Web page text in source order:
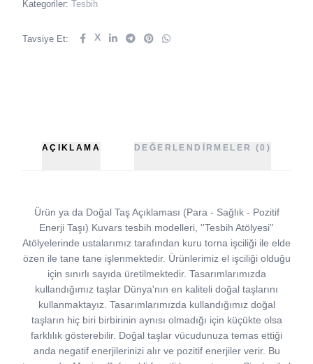
Kategoriler: Tesbih
Tavsiye Et: X
AÇIKLAMA DEĞERLENDIRMELER (0)
Ürün ya da Doğal Taş Açıklaması (Para - Sağlık - Pozitif
Enerji Taşı) Kuvars tesbih modelleri, ''Tesbih Atölyesi''
Atölyelerinde ustalarımız tarafından kuru torna işciliği ile elde
özen ile tane tane işlenmektedir. Ürünlerimiz el işciliği olduğu
için sınırlı sayıda üretilmektedir. Tasarımlarımızda
kullandığımız taşlar Dünya'nın en kaliteli doğal taşlarını
kullanmaktayız. Tasarımlarımızda kullandığımız doğal
taşların hiç biri birbirinin aynısı olmadığı için küçükte olsa
farklılık gösterebilir. Doğal taşlar vücudunuza temas ettiği
anda negatif enerjilerinizi alır ve pozitif enerjiler verir. Bu